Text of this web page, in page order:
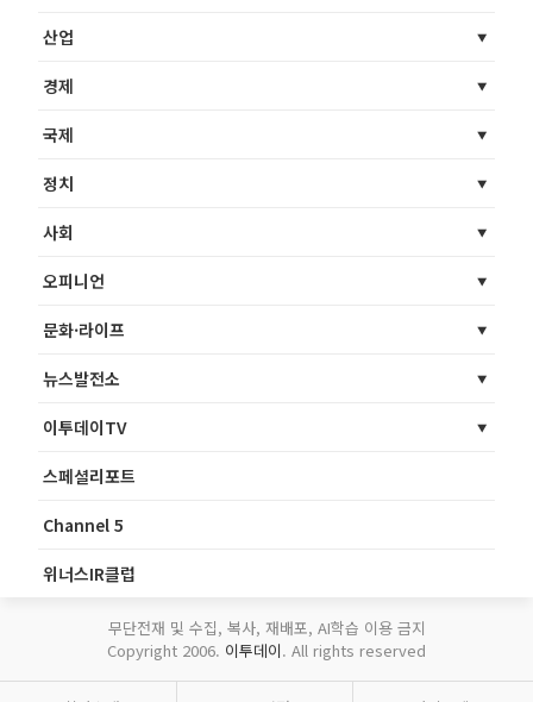
산업
경제
국제
정치
사회
오피니언
문화·라이프
뉴스발전소
이투데이TV
스페셜리포트
Channel 5
위너스IR클럽
무단전재 및 수집, 복사, 재배포, AI학습 이용 금지
Copyright 2006. 이투데이. All rights reserved